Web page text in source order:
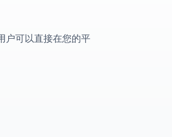
户可以直接在您的平